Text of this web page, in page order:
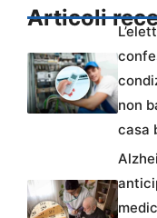
Articoli
non
casa